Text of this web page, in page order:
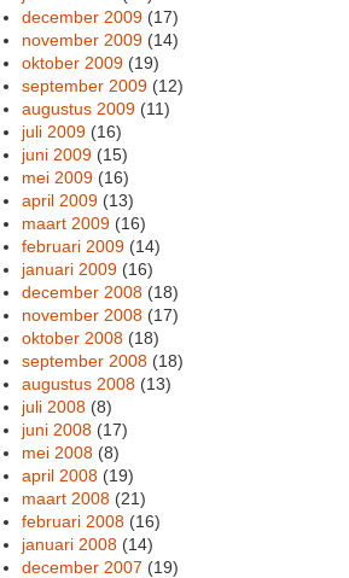
december 2009 (17)
november 2009 (14)
oktober 2009 (19)
september 2009 (12)
augustus 2009 (11)
juli 2009 (16)
juni 2009 (15)
mei 2009 (16)
april 2009 (13)
maart 2009 (16)
februari 2009 (14)
januari 2009 (16)
december 2008 (18)
november 2008 (17)
oktober 2008 (18)
september 2008 (18)
augustus 2008 (13)
juli 2008 (8)
juni 2008 (17)
mei 2008 (8)
april 2008 (19)
maart 2008 (21)
februari 2008 (16)
januari 2008 (14)
december 2007 (19)